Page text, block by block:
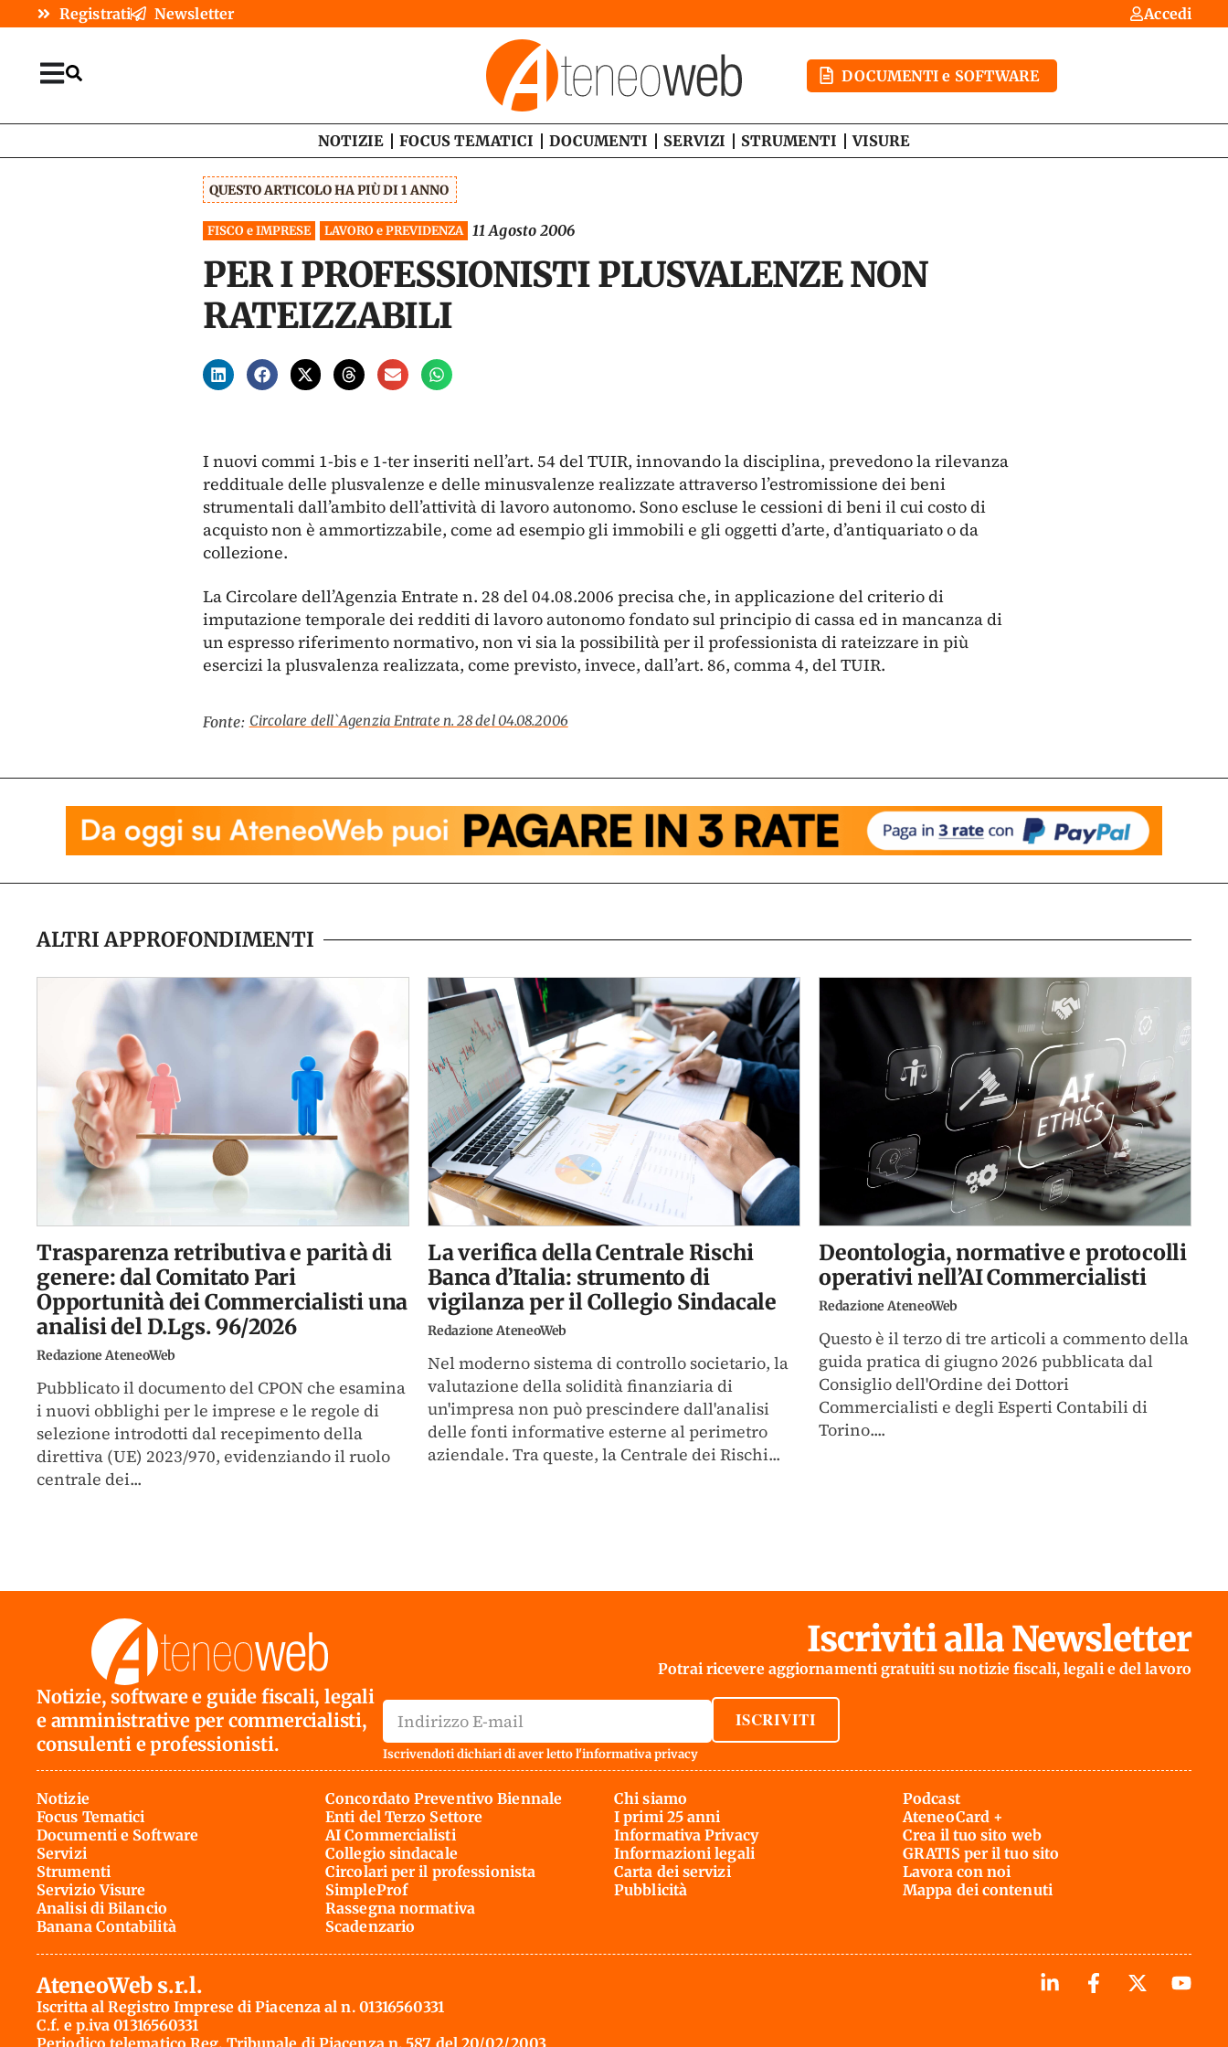
Registrati Newsletter Accedi
DOCUMENTI e SOFTWARE
NOTIZIE FOCUS TEMATICI DOCUMENTI SERVIZI STRUMENTI VISURE
QUESTO ARTICOLO HA PIÙ DI 1 ANNO
FISCO e IMPRESE LAVORO e PREVIDENZA 11 Agosto 2006
PER I PROFESSIONISTI PLUSVALENZE NON
RATEIZZABILI
I nuovi commi 1-bis e 1-ter inseriti nell’art. 54 del TUIR, innovando la disciplina, prevedono la rilevanza
reddituale delle plusvalenze e delle minusvalenze realizzate attraverso l’estromissione dei beni
strumentali dall’ambito dell’attività di lavoro autonomo. Sono escluse le cessioni di beni il cui costo di
acquisto non è ammortizzabile, come ad esempio gli immobili e gli oggetti d’arte, d’antiquariato o da
collezione.
La Circolare dell’Agenzia Entrate n. 28 del 04.08.2006 precisa che, in applicazione del criterio di
imputazione temporale dei redditi di lavoro autonomo fondato sul principio di cassa ed in mancanza di
un espresso riferimento normativo, non vi sia la possibilità per il professionista di rateizzare in più
esercizi la plusvalenza realizzata, come previsto, invece, dall’art. 86, comma 4, del TUIR.
Fonte: Circolare dell`Agenzia Entrate n. 28 del 04.08.2006
ALTRI APPROFONDIMENTI
Trasparenza retributiva e parità di
genere: dal Comitato Pari
Opportunità dei Commercialisti una
analisi del D.Lgs. 96/2026
Redazione AteneoWeb
Pubblicato il documento del CPON che esamina
i nuovi obblighi per le imprese e le regole di
selezione introdotti dal recepimento della
direttiva (UE) 2023/970, evidenziando il ruolo
centrale dei...
La verifica della Centrale Rischi
Banca d’Italia: strumento di
vigilanza per il Collegio Sindacale
Redazione AteneoWeb
Nel moderno sistema di controllo societario, la
valutazione della solidità finanziaria di
un'impresa non può prescindere dall'analisi
delle fonti informative esterne al perimetro
aziendale. Tra queste, la Centrale dei Rischi...
Deontologia, normative e protocolli
operativi nell’AI Commercialisti
Redazione AteneoWeb
Questo è il terzo di tre articoli a commento della
guida pratica di giugno 2026 pubblicata dal
Consiglio dell'Ordine dei Dottori
Commercialisti e degli Esperti Contabili di
Torino....
Notizie, software e guide fiscali, legali
e amministrative per commercialisti,
consulenti e professionisti.
Iscriviti alla Newsletter
Potrai ricevere aggiornamenti gratuiti su notizie fiscali, legali e del lavoro
ISCRIVITI
Iscrivendoti dichiari di aver letto l'informativa privacy
Notizie
Focus Tematici
Documenti e Software
Servizi
Strumenti
Servizio Visure
Analisi di Bilancio
Banana Contabilità
Concordato Preventivo Biennale
Enti del Terzo Settore
AI Commercialisti
Collegio sindacale
Circolari per il professionista
SimpleProf
Rassegna normativa
Scadenzario
Chi siamo
I primi 25 anni
Informativa Privacy
Informazioni legali
Carta dei servizi
Pubblicità
Podcast
AteneoCard +
Crea il tuo sito web
GRATIS per il tuo sito
Lavora con noi
Mappa dei contenuti
AteneoWeb s.r.l.
Iscritta al Registro Imprese di Piacenza al n. 01316560331
C.f. e p.iva 01316560331
Periodico telematico Reg. Tribunale di Piacenza n. 587 del 20/02/2003